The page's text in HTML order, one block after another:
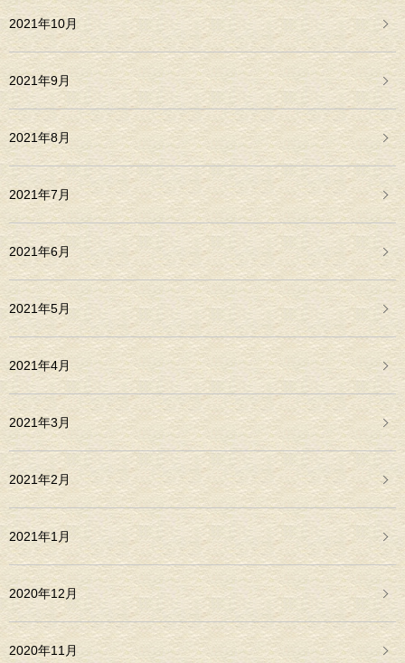
2021年10月
2021年9月
2021年8月
2021年7月
2021年6月
2021年5月
2021年4月
2021年3月
2021年2月
2021年1月
2020年12月
2020年11月